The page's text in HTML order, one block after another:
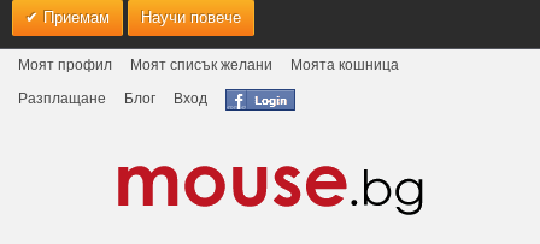
Приемам Научи повече
Моят профил Моят списък желани
Моята кошница
Разплащане
Блог Вход